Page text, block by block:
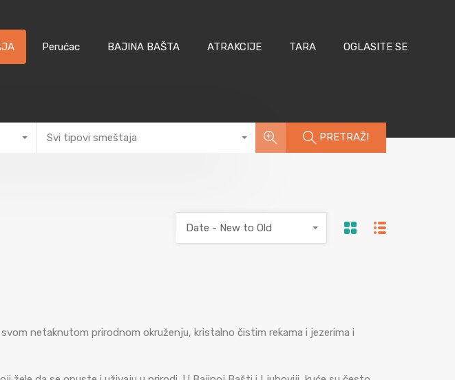
Perućac BAJINA BAŠTA ATRAKCIJE TARA OGLASITE SE
Svi tipovi smeštaja PRETRAŽI
Date - New to Old
netaknutom prirodnom okruženju, kristalno čistim rekama i jezerima i